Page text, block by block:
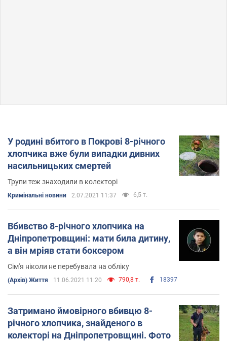
У родині вбитого в Покрові 8-річного
хлопчика вже були випадки дивних
насильницьких смертей
Трупи теж знаходили в колекторі
Кримінальні новини 2.07.2021 11:37 6,5 т.
Вбивство 8-річного хлопчика на
Дніпропетровщині: мати била дитину,
а він мріяв стати боксером
Сім'я ніколи не перебувала на обліку
(Архів) Життя 11.06.2021 11:20 790,8 т. 18397
Затримано ймовірного вбивцю 8-
річного хлопчика, знайденого в
колекторі на Дніпропетровщині. Фото